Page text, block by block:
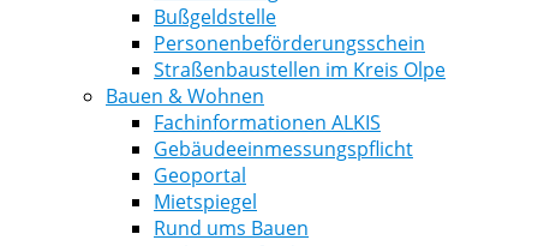
Bußgeldstelle
Personenbeförderungsschein
Straßenbaustellen im Kreis Olpe
Bauen & Wohnen
Fachinformationen ALKIS
Gebäudeeinmessungspflicht
Geoportal
Mietspiegel
Rund ums Bauen